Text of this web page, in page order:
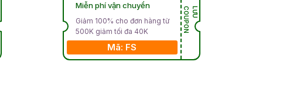
Miễn phí vận chuyển
Giảm 100% cho đơn hàng từ
500K giảm tối đa 40K
Mã: FS
L
Ư
U
C
O
U
P
O
N